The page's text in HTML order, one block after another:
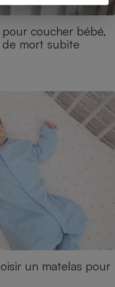
coucher bébé,
mort subite
un matelas pour